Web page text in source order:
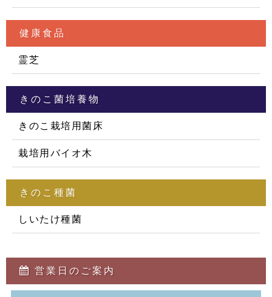
健康食品
霊芝
きのこ菌培養物
きのこ栽培用菌床
栽培用バイオ木
きのこ種菌
しいたけ種菌
営業日のご案内